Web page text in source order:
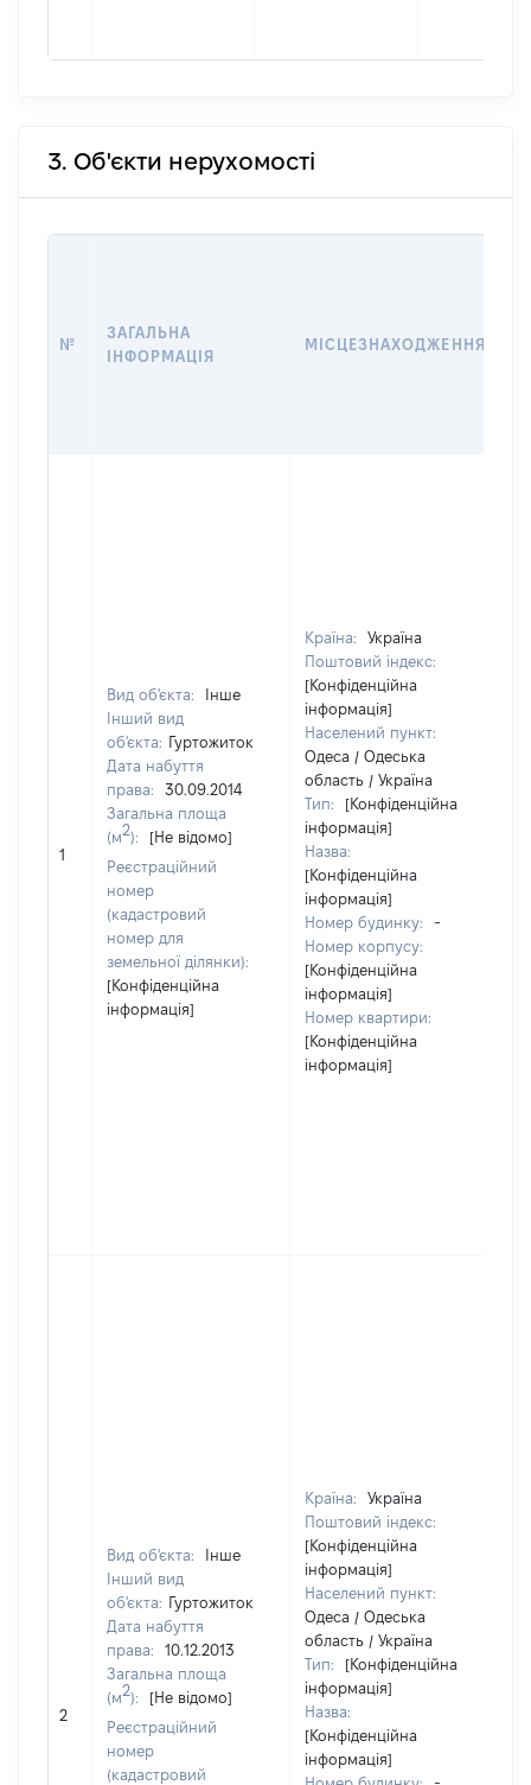
3. Об'єкти нерухомості
№
ЗАГАЛЬНА
ІНФОРМАЦІЯ
МІСЦЕЗНАХОДЖЕННЯ
1
Вид об'єкта:
Інше
Інший вид
об'єкта: Гуртожиток
Дата набуття
права:
30.09.2014
Загальна площа
(м2):
[Не відомо]
Реєстраційний
номер
(кадастровий
номер для
земельної ділянки):
[Конфіденційна
інформація]
Країна:
Україна
Поштовий індекс:
[Конфіденційна
інформація]
Населений пункт:
Одеса / Одеська
область / Україна
Тип:
[Конфіденційна
інформація]
Назва:
[Конфіденційна
інформація]
Номер будинку:
-
Номер корпусу:
[Конфіденційна
інформація]
Номер квартири:
[Конфіденційна
інформація]
2
Вид об'єкта:
Інше
Інший вид
об'єкта: Гуртожиток
Дата набуття
права:
10.12.2013
Загальна площа
(м2):
[Не відомо]
Реєстраційний
номер
(кадастровий
Країна:
Україна
Поштовий індекс:
[Конфіденційна
інформація]
Населений пункт:
Одеса / Одеська
область / Україна
Тип:
[Конфіденційна
інформація]
Назва:
[Конфіденційна
інформація]